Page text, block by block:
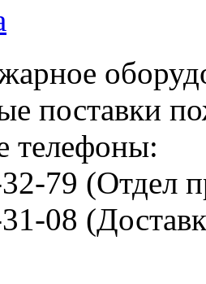
поставки
телефоны:
79 (Отдел
08